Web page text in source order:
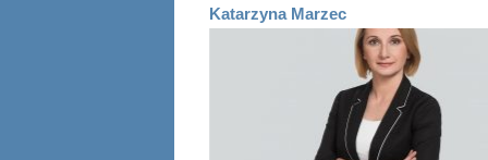
Katarzyna Marzec